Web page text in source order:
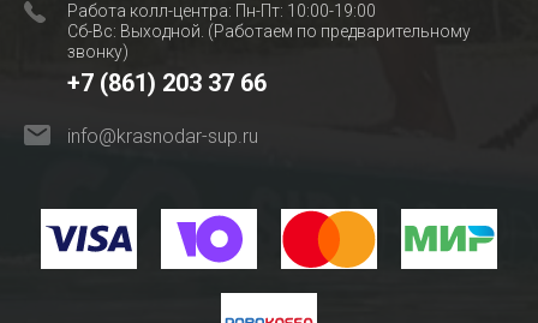
Работа колл-центра: Пн-Пт: 10:00-19:00
Сб-Вс: Выходной. (Работаем по предварительному
звонку)
+7 (861) 203 37 66
info@krasnodar-sup.ru